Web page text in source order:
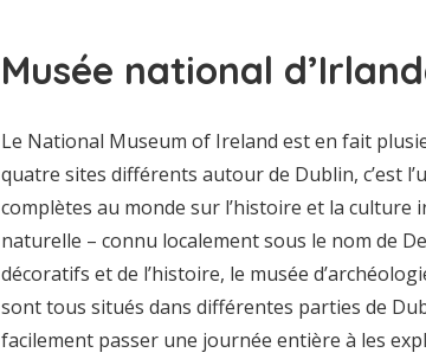
Musée national
Le National Museum of Ireland est en fait
quatre sites différents autour de Dublin, c’est
complètes au monde sur l’histoire et la culture
naturelle – connu localement sous le nom de
décoratifs et de l’histoire, le musée
sont tous situés dans différentes parties de
facilement passer une journée entière à les